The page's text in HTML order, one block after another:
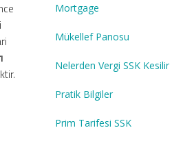
Mortgage
Mükellef Panosu
Nelerden Vergi SSK Kesilir
Pratik Bilgiler
Prim Tarifesi SSK